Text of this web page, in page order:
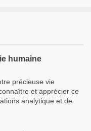
humaine
précieuse vie
et apprécier ce
analytique et de